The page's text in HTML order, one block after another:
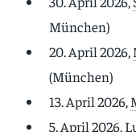
München)
20. April 2026,
(München)
13. April 2026,
5. April 2026,